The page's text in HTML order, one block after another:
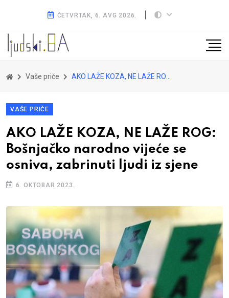
ČETVRTAK, 6. AVG 2026.
Vaše priče AKO LAŽE KOZA, NE LAŽE ROG: Bošnjačko narodno vijeće se osniva, zabrinuti ljudi iz sjene
VAŠE PRIČE
AKO LAŽE KOZA, NE LAŽE ROG:
Bošnjačko narodno vijeće se
osniva, zabrinuti ljudi iz sjene
6. OKTOBAR 2023.